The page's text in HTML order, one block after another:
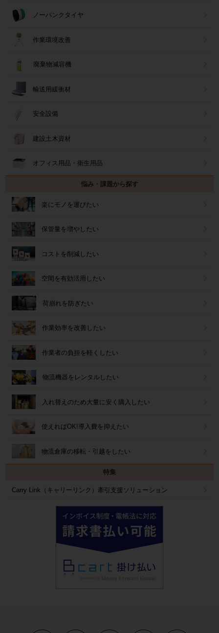
ノーパンクタイヤ
作業環境改善
廃棄物減容機
輸送用緩衝材
安全設備
建設土木資材
オフィス用品・衛生用品
悩み・課題から探す
楽にモノを運びたい
保管量を増やしたい
コストを削減したい
空間を有効活用したい
荷崩れを防ぎたい
作業効率を改善したい
作業者の負担を軽くしたい
物流機器をレンタルしたい
入れ替えのため大量に安く購入したい
使えればOK!導入費を抑えたい
物流倉庫の移転・引越をしたい
特集
Carry Link（キャリーリンク）牽引支援ソリューション